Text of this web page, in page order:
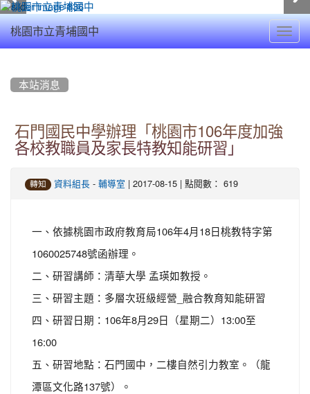
桃園市立青埔國中
本站消息
石門國民中學辦理「桃園市106年度加強
各校教職員及家長特教知能研習」
轉知 資料組長 - 輔導室 | 2017-08-15 | 點閱數： 619
一、依據桃園市政府教育局106年4月18日桃教特字第
1060025748號函辦理。
二、研習講師：清華大學 孟瑛如教授。
三、研習主題：多層次班級經營_融合教育知能研習
四、研習日期：106年8月29日（星期二）13:00至
16:00
五、研習地點：石門國中，二樓自然引力教室。（龍
潭區文化路137號）。